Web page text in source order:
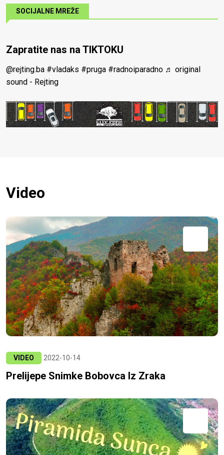
SOCIJALNE MREŽE
Zapratite nas na TIKTOKU
@rejting.ba #vladaks #pruga #radnoiparadno ♬ original
sound - Rejting
Video
VIDEO 2022-10-14
Prelijepe Snimke Bobovca Iz Zraka